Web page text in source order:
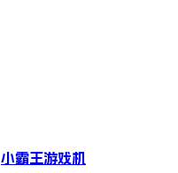
小霸王游戏机